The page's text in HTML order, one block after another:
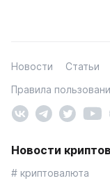
Новости Статьи
Правила
Новости
# криптовалюта